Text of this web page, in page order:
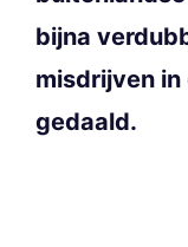
bijna
misdrijven
gedaald.